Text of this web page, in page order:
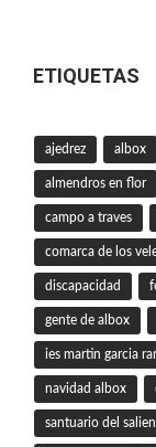
ETIQUETAS
ajedrez albox
almendros en flor
campo a traves
comarca de los
discapacidad
gente de albox
ies martin garcia
navidad albox
santuario del